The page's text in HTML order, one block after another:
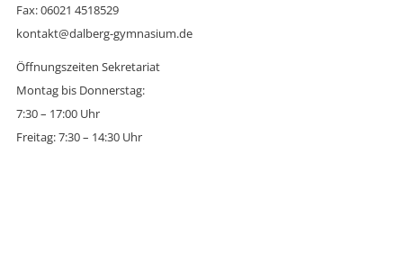
Fax: 06021 4518529
kontakt@dalberg-gymnasium.de
Öffnungszeiten Sekretariat
Montag bis Donnerstag:
7:30 – 17:00 Uhr
Freitag: 7:30 – 14:30 Uhr